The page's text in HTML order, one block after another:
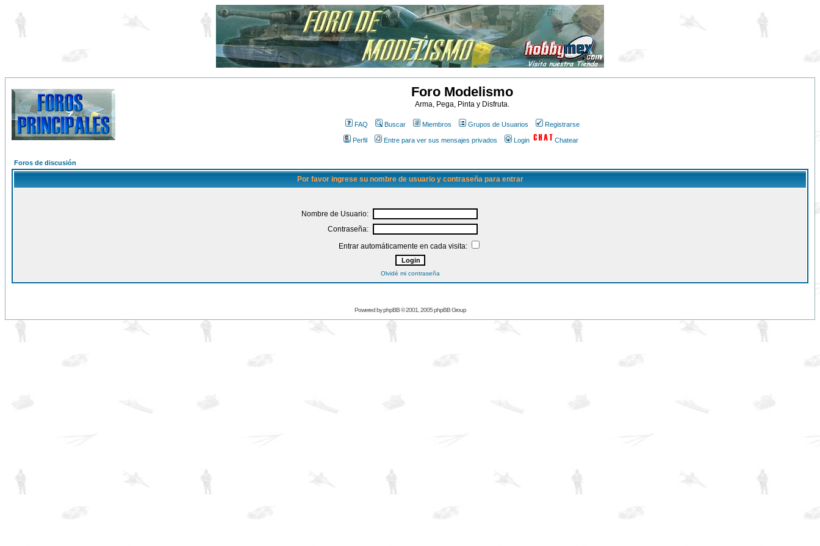
Foro Modelismo
Arma, Pega, Pinta y Disfruta.
FAQ Buscar Miembros Grupos de Usuarios Registrarse
Perfil Entre para ver sus mensajes privados Login Chatear
Foros de discusión
Por favor ingrese su nombre de usuario y contraseña para entrar
Nombre de Usuario:
Contraseña:
Entrar automáticamente en cada visita:
Olvidé mi contraseña
Powered byphpBB© 2001, 2005 phpBB Group